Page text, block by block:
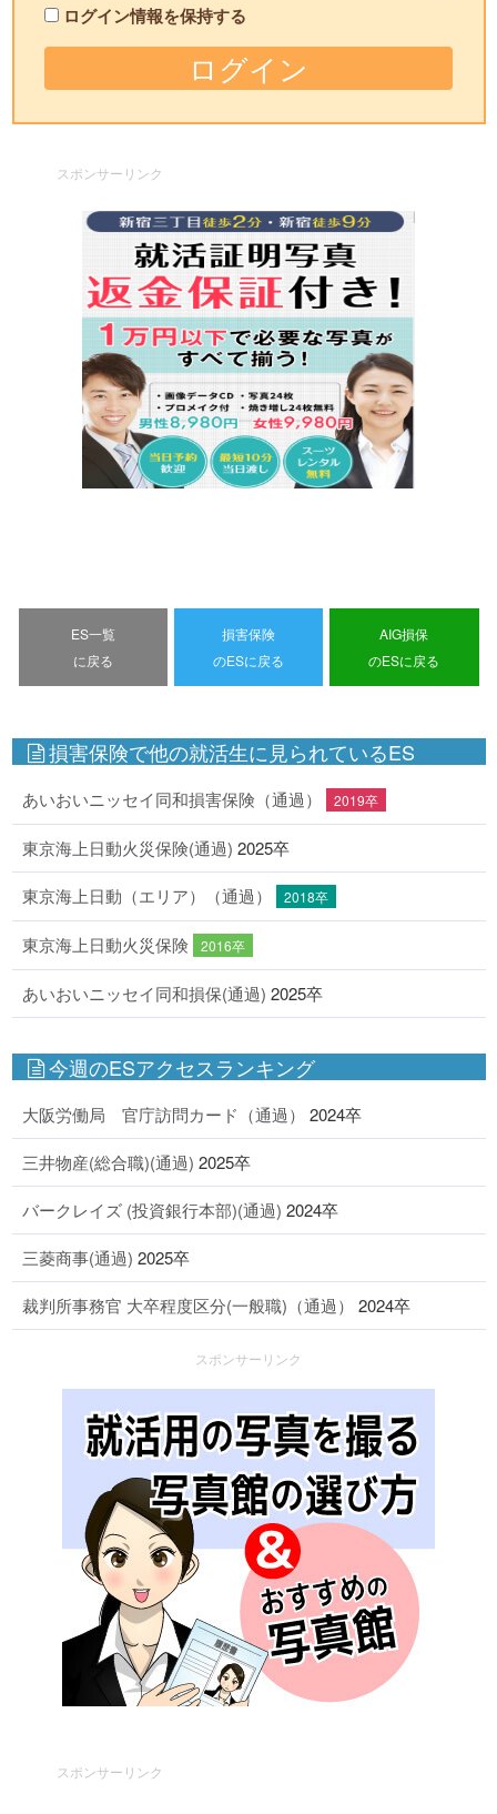
ログイン情報を保持する
スポンサーリンク
ES一覧
に戻る
損害保険
のESに戻る
AIG損保
のESに戻る
損害保険で他の就活生に見られているES
あいおいニッセイ同和損害保険（通過） 2019卒
東京海上日動火災保険(通過) 2025卒
東京海上日動（エリア）（通過） 2018卒
東京海上日動火災保険 2016卒
あいおいニッセイ同和損保(通過) 2025卒
今週のESアクセスランキング
大阪労働局 官庁訪問カード（通過） 2024卒
三井物産(総合職)(通過) 2025卒
バークレイズ (投資銀行本部)(通過) 2024卒
三菱商事(通過) 2025卒
裁判所事務官 大卒程度区分(一般職)（通過） 2024卒
スポンサーリンク
スポンサーリンク